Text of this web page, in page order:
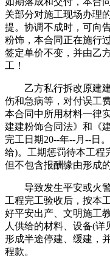
关部分对施工现场办理
提。协调不成时，可向
粉饰，本合同正在施行
签定单价不变，并由乙
工！
乙方私行拆改原建建
伤和急病等，对付误工
本合同中所用材料一律
建建粉饰合同法》和《
完工日期20--年--月--日
给)。工期惩罚待本工程
但不包含报酬缘由形成
导致发生平安或火警
工程完工验收后，按本
好平安出产、文明施工
人供给的材料、设备(详
形成半途停建、缓建，
程款。